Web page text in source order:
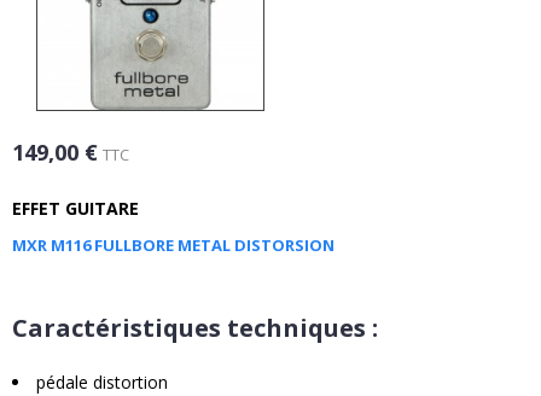
149,00 € TTC
EFFET GUITARE
MXR M116 FULLBORE METAL DISTORSION
Caractéristiques techniques :
pédale distortion